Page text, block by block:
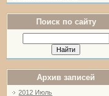
Поиск по сайту
Архив записей
2012 Июль